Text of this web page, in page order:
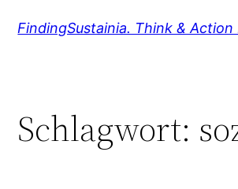
InhaltFindingSustainia. Think & Action
Schlagwort: